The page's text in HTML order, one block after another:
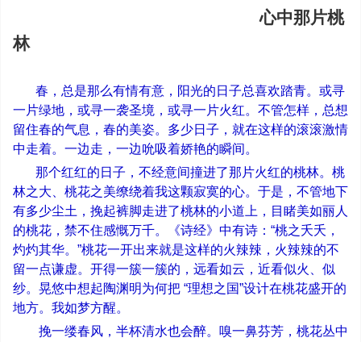
心中那片桃
林
春，总是那么有情有意，阳光的日子总喜欢踏青。或寻
一片绿地，或寻一袭圣境，或寻一片火红。不管怎样，总想
留住春的气息，春的美姿。多少日子，就在这样的滚滚激情
中走着。一边走，一边吮吸着娇艳的瞬间。
那个红红的日子，不经意间撞进了那片火红的桃林。桃
林之大、桃花之美缭绕着我这颗寂寞的心。于是，不管地下
有多少尘土，挽起裤脚走进了桃林的小道上，目睹美如丽人
的桃花，禁不住感慨万千。《诗经》中有诗： “桃之夭夭，
灼灼其华。 ”桃花一开出来就是这样的火辣辣，火辣辣的不
留一点谦虚。开得一簇一簇的，远看如云，近看似火、似
纱。晃悠中想起陶渊明为何把 “理想之国”设计在桃花盛开的
地方。我如梦方醒。
挽一缕春风，半杯清水也会醉。嗅一鼻芬芳，桃花丛中